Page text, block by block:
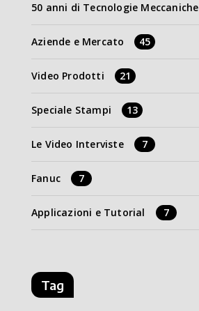
50 anni di Tecnologie Meccaniche
Aziende e Mercato 45
Video Prodotti 21
Speciale Stampi 13
Le Video Interviste 7
Fanuc 7
Applicazioni e Tutorial 7
Tag